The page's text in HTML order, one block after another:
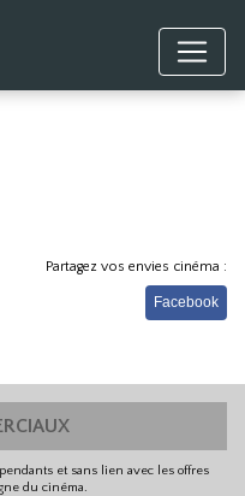
Partagez vos envies cinéma :
Facebook
et sans lien avec les offres
du cinéma.